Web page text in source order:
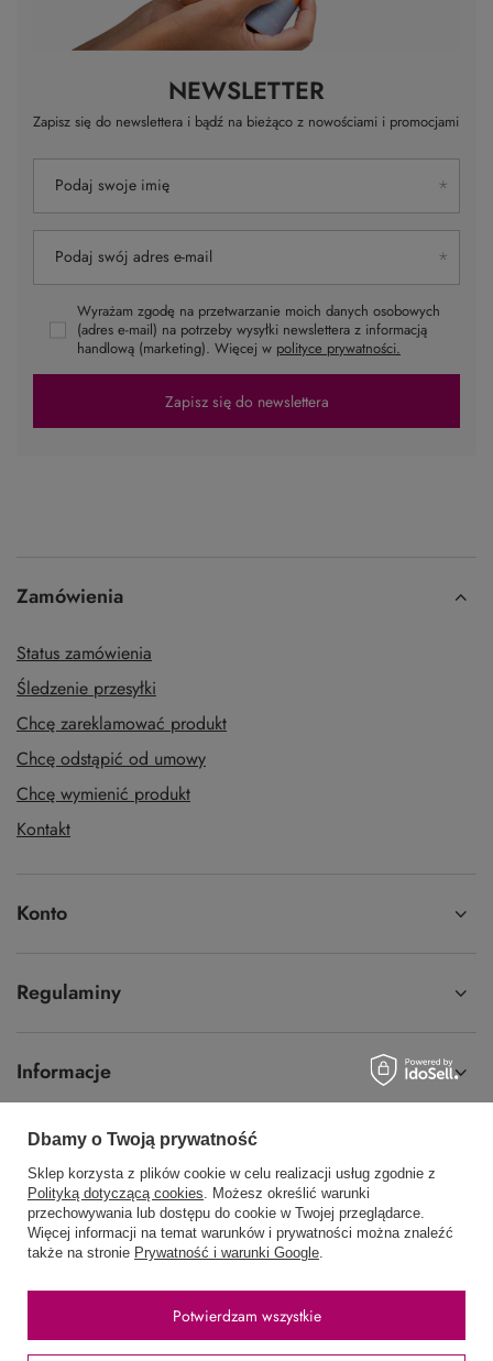
NEWSLETTER
Zapisz się do newslettera i bądź na bieżąco z nowościami i promocjami
Podaj swoje imię
Podaj swój adres e-mail
Wyrażam zgodę na przetwarzanie moich danych osobowych
(adres e-mail) na potrzeby wysyłki newslettera z informacją
handlową (marketing). Więcej w polityce prywatności.
Zapisz się do newslettera
Zamówienia
Status zamówienia
Śledzenie przesyłki
Chcę zareklamować produkt
Chcę odstąpić od umowy
Chcę wymienić produkt
Kontakt
Konto
Regulaminy
Informacje
58 762 91 40 Poniedziałek - Piątek / 8:00 - 15:30
sklep@hurtowniawera.pl Wera,Wodnika 50,80-299Gdańsk
Stawki VAT dla konsumentów z kraju:
Dbamy o Twoją prywatność
Sklep korzysta z plików cookie w celu realizacji usług zgodnie z
Polityką dotyczącą cookies. Możesz określić warunki
przechowywania lub dostępu do cookie w Twojej przeglądarce.
Więcej informacji na temat warunków i prywatności można znaleźć
także na stronie Prywatność i warunki Google.
Potwierdzam wszystkie